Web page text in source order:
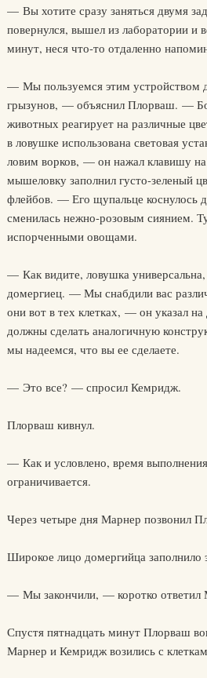
— Вы хотите сразу заняться двумя
повернулся, вышел из лаборатории и
минут, неся что-то отдаленно
— Мы пользуемся этим устройством
грызунов, — объяснил Плорваш. —
животных реагирует на различные
в ловушке использована световая
ловим ворков, — он нажал клавишу на
мышеловку заполнил густо-зеленый
флейбов. — Его щупальце коснулось
сменилась нежно-розовым сиянием.
испорченными овощами.
— Как видите, ловушка
домергиец. — Мы снабдили вас
они вот в тех клетках, — он указал
должны сделать аналогичную
мы надеемся, что вы ее сделаете.
— Это все? — спросил Кемридж.
Плорваш кивнул.
— Как и условлено, время
ограничивается.
Через четыре дня Марнер позвонил
Широкое лицо домергийца заполнило
— Мы закончили, — коротко ответил
Спустя пятнадцать минут Плорваш
Марнер и Кемридж возились с